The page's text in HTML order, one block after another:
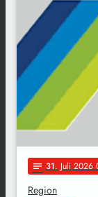
notes 31. Juli 2026
Region